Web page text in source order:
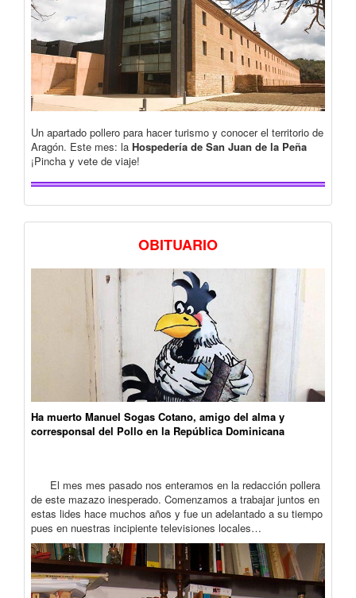
Un apartado pollero para hacer turismo y conocer el territorio de
Aragón. Este mes: la Hospedería de San Juan de la Peña
¡Pincha y vete de viaje!
OBITUARIO
Ha muerto Manuel Sogas Cotano, amigo del alma y
corresponsal del Pollo en la República Dominicana
El mes mes pasado nos enteramos en la redacción pollera
de este mazazo inesperado. Comenzamos a trabajar juntos en
estas lides hace muchos años y fue un adelantado a su tiempo
pues en nuestras incipiente televisiones locales…